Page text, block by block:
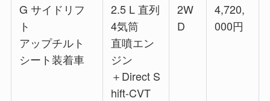
G サイドリフ
ト
アップチルト
シート装着車
2.5 L 直列
4気筒
直噴エン
ジン
＋Direct S
hift-CVT
2W
D
4,720,
000円